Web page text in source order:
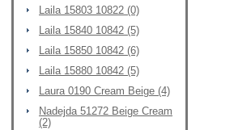
Laila 15803 10822 (0)
Laila 15840 10842 (5)
Laila 15850 10842 (6)
Laila 15880 10842 (5)
Laura 0190 Cream Beige (4)
Nadejda 51272 Beige Cream
(2)